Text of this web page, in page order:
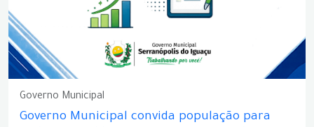
Governo Municipal
Governo Municipal convida população para